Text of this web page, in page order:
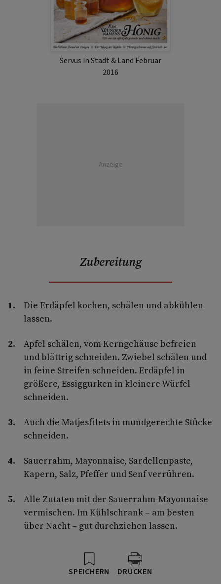
Servus in Stadt & Land Februar
2016
Anzeige
Zubereitung
Die Erdäpfel kochen, schälen und abkühlen
lassen.
Apfel schälen, vom Kerngehäuse befreien
und blättrig schneiden. Zwiebel schälen und
in feine Streifen schneiden. Erdäpfel in
größere, Essiggurken in kleinere Würfel
schneiden.
Auch die Matjesfilets in mundgerechte Stücke
schneiden.
Sauerrahm, Mayonnaise, Sardellenpaste,
Kapern, Salz, Pfeffer und Senf verrühren.
Alle Zutaten mit der Sauerrahm-Mayonnaise
vermischen. Im Kühlschrank – am besten
über Nacht – gut durchziehen lassen.
SPEICHERN DRUCKEN